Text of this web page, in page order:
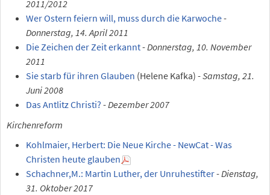
2011/2012
Wer Ostern feiern will, muss durch die Karwoche-
Donnerstag, 14. April 2011
Die Zeichen der Zeit erkannt-Donnerstag, 10. November
2011
Sie starb für ihren Glauben (Helene Kafka) -Samstag, 21.
Juni 2008
Das Antlitz Christi? -Dezember 2007
Kirchenreform
Kohlmaier, Herbert: Die Neue Kirche - NewCat - Was
Christen heute glauben
Schachner,M.: Martin Luther, der Unruhestifter-Dienstag,
31. Oktober 2017